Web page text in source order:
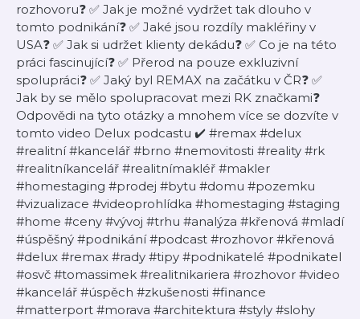
rozhovoru❓ ✅ Jak je možné vydržet tak dlouho v
tomto podnikání❓ ✅ Jaké jsou rozdíly makléřiny v
USA❓ ✅ Jak si udržet klienty dekádu❓ ✅ Co je na této
práci fascinující❓ ✅ Přerod na pouze exkluzivní
spolupráci❓ ✅ Jaký byl REMAX na začátku v ČR❓ ✅
Jak by se mělo spolupracovat mezi RK značkami❓
Odpovědi na tyto otázky a mnohem více se dozvíte v
tomto video Delux podcastu ✔️ #remax #delux
#realitní #kancelář #brno #nemovitosti #reality #rk
#realitníkancelář #realitnímakléř #makler
#homestaging #prodej #bytu #domu #pozemku
#vizualizace #videoprohlídka #homestaging #staging
#home #ceny #vývoj #trhu #analýza #křenová #mladí
#úspěšný #podnikání #podcast #rozhovor #křenová
#delux #remax #rady #tipy #podnikatelé #podnikatel
#osvč #tomassimek #realitnikariera #rozhovor #video
#kancelář #úspěch #zkušenosti #finance
#matterport #morava #architektura #styly #slohy